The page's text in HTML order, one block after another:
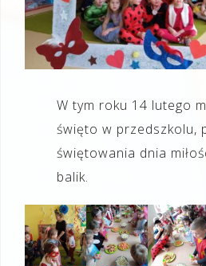
W tym roku 14 lutego
święto w przedszkolu,
świętowania dnia
balik.